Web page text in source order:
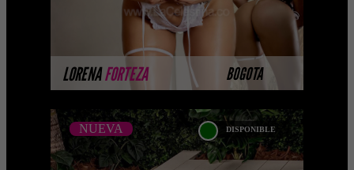
LORENAFORTEZA BOGOTA
MÁS INFORMACIÓN
NUEVA DISPONIBLE
CLAUDIA ZAMARA
NUEVA